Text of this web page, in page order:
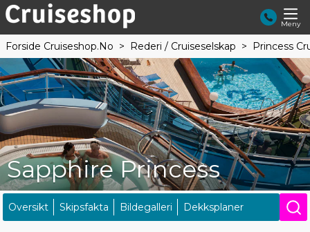
Meny
Forside Cruiseshop.no Rederi / Cruiseselskap Princess
Sapphire Princess
Oversikt Skipsfakta Bildegalleri Dekksplaner